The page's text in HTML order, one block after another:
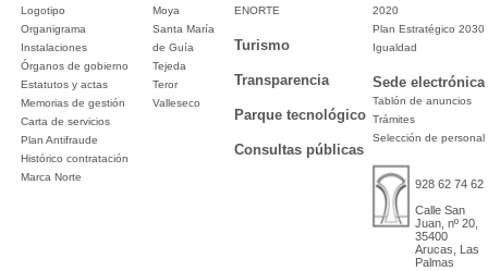
Logotipo
Organigrama
Instalaciones
Órganos de gobierno
Estatutos y actas
Memorias de gestión
Carta de servicios
Plan Antifraude
Histórico contratación
Marca Norte
Moya
Santa María
de Guía
Tejeda
Teror
Valleseco
ENORTE
Turismo
Transparencia
Parque tecnológico
Consultas públicas
2020
Plan Estratégico 2030
Igualdad
Sede electrónica
Tablón de anuncios
Trámites
Selección de personal
928 62 74 62
Calle San
Juan, nº 20,
35400
Arucas, Las
Palmas